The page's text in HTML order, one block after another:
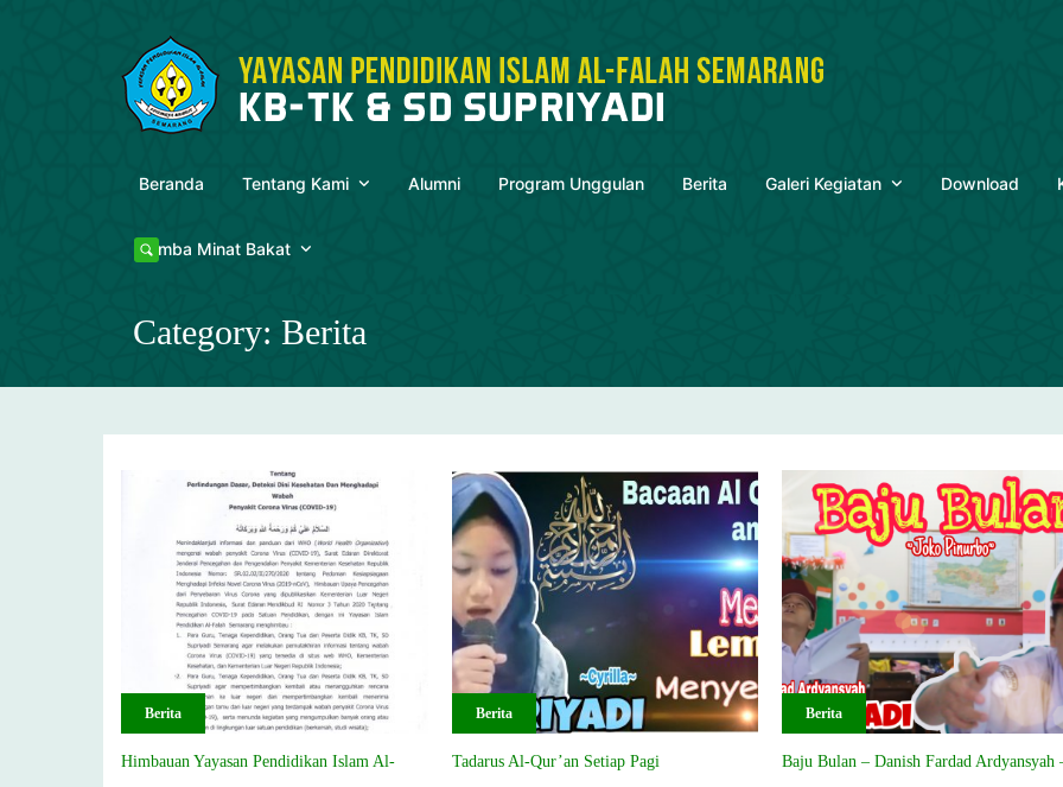
Beranda Tentang Kami Alumni Program Unggulan Berita Galeri Kegiatan Download
Lomba Minat Bakat
Category: Berita
Berita
Himbauan Yayasan Pendidikan Islam Al-
Berita
Tadarus Al-Qur’an Setiap Pagi
Berita
Baju Bulan – Danish Fardad Ardyansyah